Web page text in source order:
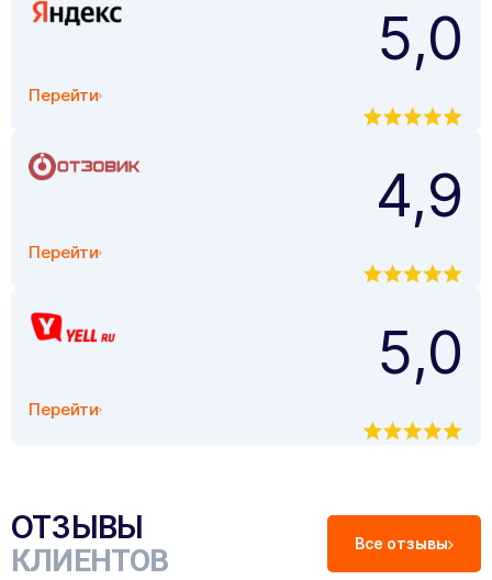
Перейти
5,0
Перейти
4,9
Перейти
5,0
ОТЗЫВЫ
КЛИЕНТОВ Все отзывы